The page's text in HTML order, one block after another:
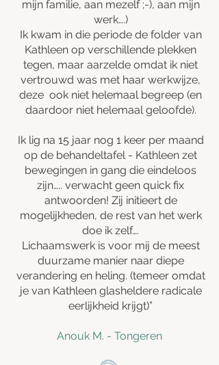
mijn familie, aan mezelf ;-), aan mijn
werk….)
Ik kwam in die periode de folder van
Kathleen op verschillende plekken
tegen, maar aarzelde omdat ik niet
vertrouwd was met haar werkwijze,
deze ook niet helemaal begreep (en
daardoor niet helemaal geloofde).
Ik lig na 15 jaar nog 1 keer per maand
op de behandeltafel - Kathleen zet
bewegingen in gang die eindeloos
zijn….. verwacht geen quick fix
antwoorden! Zij initieert de
mogelijkheden, de rest van het werk
doe ik zelf….
Lichaamswerk is voor mij de meest
duurzame manier naar diepe
verandering en heling. (temeer omdat
je van Kathleen glasheldere radicale
eerlijkheid krijgt)”
Anouk M. - Tongeren